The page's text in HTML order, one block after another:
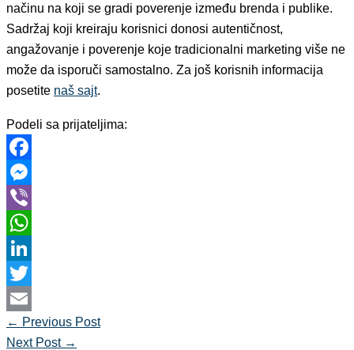
načinu na koji se gradi poverenje između brenda i publike.
Sadržaj koji kreiraju korisnici donosi autentičnost,
angažovanje i poverenje koje tradicionalni marketing više ne
može da isporuči samostalno. Za još korisnih informacija
posetite naš sajt.
Podeli sa prijateljima:
Facebook
Messenger
Viber
WhatsApp
LinkedIn
Twitter
Email
← Previous Post
Next Post →